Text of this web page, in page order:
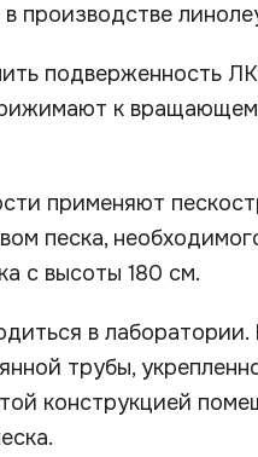
производстве
подверженность
к
применяют
песка,
с высоты 180 см.
в
трубы,
конструкцией